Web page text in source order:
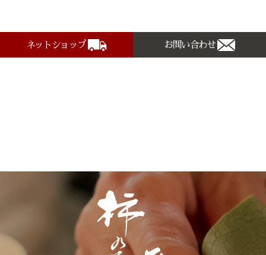
ネットショップ お問い合わせ